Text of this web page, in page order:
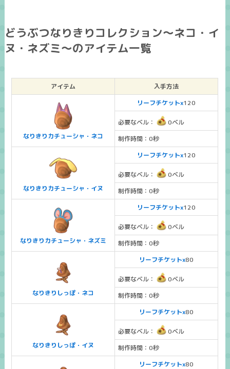
どうぶつなりきりコレクション～ネコ・イ
ヌ・ネズミ～のアイテム一覧
アイテム 入手方法
なりきりカチューシャ・ネコ
リーフチケットx120
必要なベル：
0ベル
制作時間：0秒
なりきりカチューシャ・イヌ
リーフチケットx120
必要なベル：
0ベル
制作時間：0秒
なりきりカチューシャ・ネズミ
リーフチケットx120
必要なベル：
0ベル
制作時間：0秒
なりきりしっぽ・ネコ
リーフチケットx80
必要なベル：
0ベル
制作時間：0秒
なりきりしっぽ・イヌ
リーフチケットx80
必要なベル：
0ベル
制作時間：0秒
リーフチケットx80